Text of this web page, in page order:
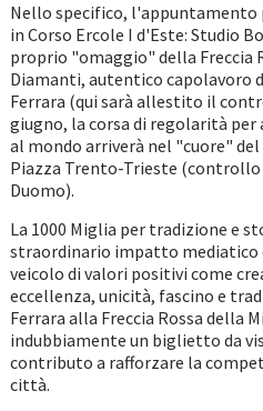
Nello specifico, l'appuntamento
in Corso Ercole I d'Este: Studio
proprio "omaggio" della Freccia
Diamanti, autentico capolavoro
Ferrara (qui sarà allestito il
giugno, la corsa di regolarità
al mondo arriverà nel "cuore"
Piazza Trento-Trieste (controllo
Duomo).
La 1000 Miglia per tradizione e
straordinario impatto mediatico
veicolo di valori positivi come
eccellenza, unicità, fascino e
Ferrara alla Freccia Rossa della
indubbiamente un biglietto da
contributo a rafforzare la
città.